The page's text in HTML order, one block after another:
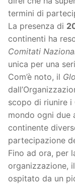
termini di
La presenza di
continenti ha
Comitati
unica per una
Com’è noto, il
scopo di riunire i
mondo ogni due
continente
partecipazione
Fino ad ora, per
organizzazione, il
ospitato da un